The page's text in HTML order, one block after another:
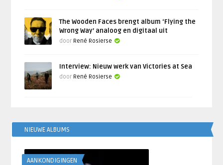
The Wooden Faces brengt album ‘Flying the
Wrong Way’ analoog en digitaal uit
door René Rosierse
Interview: Nieuw werk van Victories at Sea
door René Rosierse
NIEUWE ALBUMS
AANKONDIGINGEN